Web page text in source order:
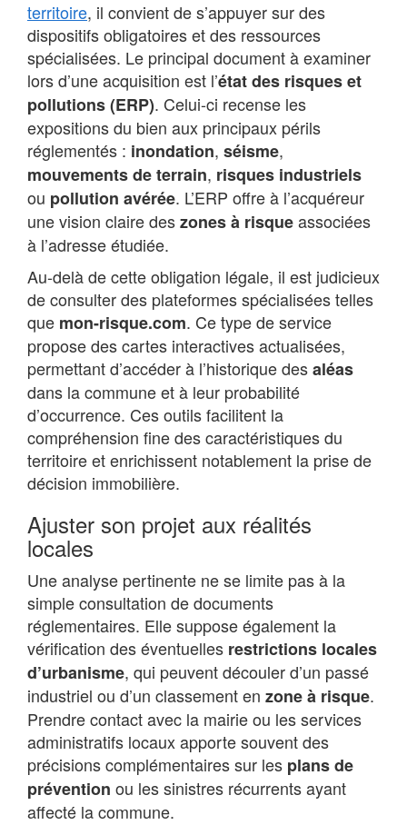
territoire, il convient de s’appuyer sur des
dispositifs obligatoires et des ressources
spécialisées. Le principal document à examiner
lors d’une acquisition est l’état des risques et
pollutions (ERP). Celui-ci recense les
expositions du bien aux principaux périls
réglementés : inondation, séisme,
mouvements de terrain, risques industriels
ou pollution avérée. L’ERP offre à l’acquéreur
une vision claire deszones à risqueassociées
à l’adresse étudiée.
Au-delà de cette obligation légale, il est judicieux
de consulter des plateformes spécialisées telles
que mon-risque.com. Ce type de service
propose des cartes interactives actualisées,
permettant d’accéder à l’historique desaléas
dans la commune et à leur probabilité
d’occurrence. Ces outils facilitent la
compréhension fine des caractéristiques du
territoire et enrichissent notablement la prise de
décision immobilière.
Ajuster son projet aux réalités
locales
Une analyse pertinente ne se limite pas à la
simple consultation de documents
réglementaires. Elle suppose également la
vérification des éventuelles restrictions locales
d’urbanisme, qui peuvent découler d’un passé
industriel ou d’un classement en zone à risque.
Prendre contact avec la mairie ou les services
administratifs locaux apporte souvent des
précisions complémentaires sur les plans de
prévention ou les sinistres récurrents ayant
affecté la commune.